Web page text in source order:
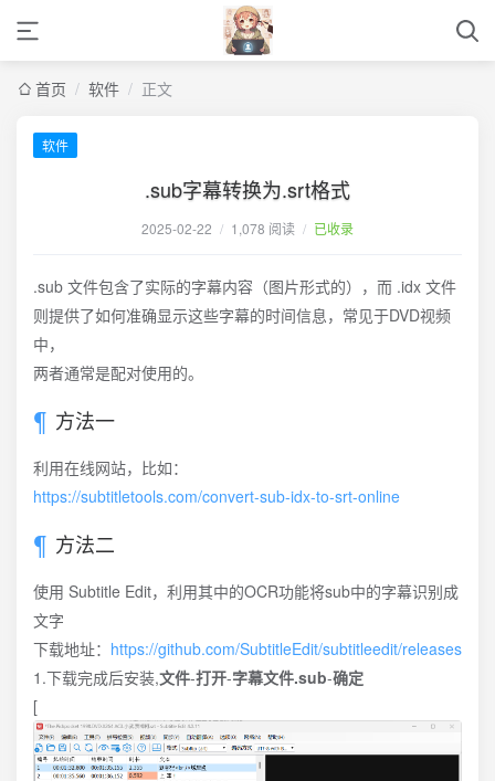
首页 / 软件 / 正文
软件
.sub字幕转换为.srt格式
2025-02-22 / 1,078 阅读 / 已收录
.sub 文件包含了实际的字幕内容（图片形式的），而 .idx 文件
则提供了如何准确显示这些字幕的时间信息，常见于DVD视频
中，
两者通常是配对使用的。
方法一
利用在线网站，比如：
https://subtitletools.com/convert-sub-idx-to-srt-online
方法二
使用 Subtitle Edit，利用其中的OCR功能将sub中的字幕识别成
文字
下载地址： https://github.com/SubtitleEdit/subtitleedit/releases
1.下载完成后安装,文件-打开-字幕文件.sub-确定
[